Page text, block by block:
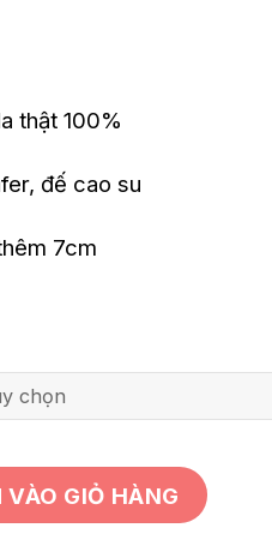
thật 100%
đế cao su
7cm
VÀO GIỎ HÀNG